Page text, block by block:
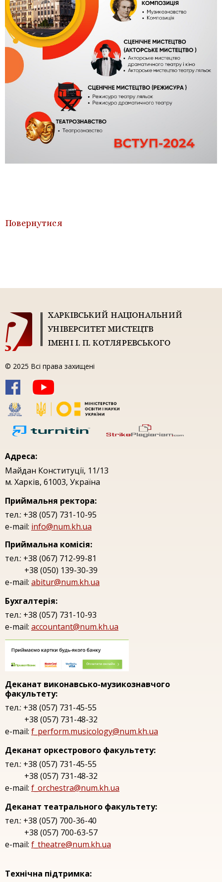
Повернутися
© 2025 Всі права захищені
Адреса:
Майдан Конституцiї, 11/13
м. Харкiв, 61003, Україна
Приймальня ректора:
тел.: +38 (057) 731-10-95
e-mail: info@num.kh.ua
Приймальна комісія:
тел.: +38 (067) 712-99-81
+38 (050) 139-30-39
e-mail: abitur@num.kh.ua
Бухгалтерія:
тел.: +38 (057) 731-10-93
e-mail: accountant@num.kh.ua
Деканат виконавсько-музикознавчого
факультету:
тел.: +38 (057) 731-45-55
+38 (057) 731-48-32
e-mail: f_perform.musicology@num.kh.ua
Деканат оркестрового факультету:
тел.: +38 (057) 731-45-55
+38 (057) 731-48-32
e-mail: f_orchestra@num.kh.ua
Деканат театрального факультету:
тел.: +38 (057) 700-36-40
+38 (057) 700-63-57
e-mail: f_theatre@num.kh.ua
Технічна підтримка: